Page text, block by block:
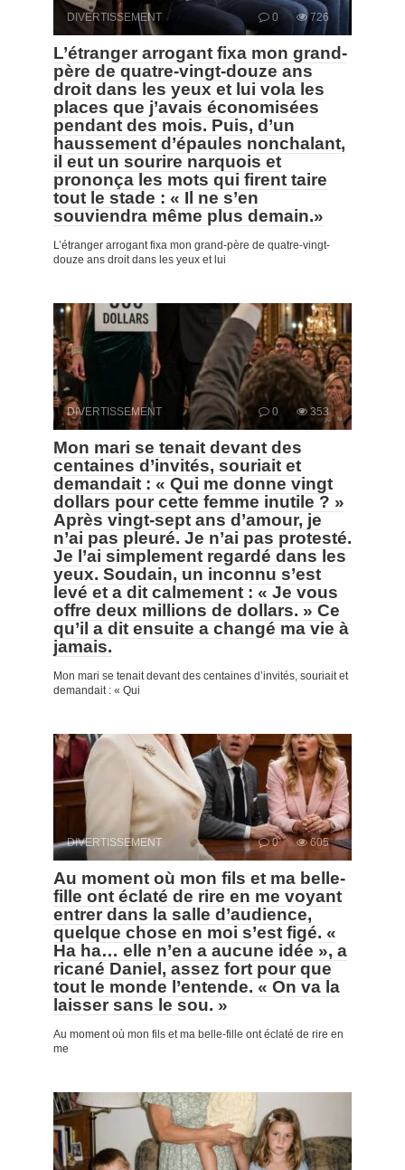
DIVERTISSEMENT 0 726
L’étranger arrogant fixa mon grand-
père de quatre-vingt-douze ans
droit dans les yeux et lui vola les
places que j’avais économisées
pendant des mois. Puis, d’un
haussement d’épaules nonchalant,
il eut un sourire narquois et
prononça les mots qui firent taire
tout le stade : « Il ne s’en
souviendra même plus demain.»
L’étranger arrogant fixa mon grand-père de quatre-vingt-
douze ans droit dans les yeux et lui
DIVERTISSEMENT 0 353
Mon mari se tenait devant des
centaines d’invités, souriait et
demandait : « Qui me donne vingt
dollars pour cette femme inutile ? »
Après vingt-sept ans d’amour, je
n’ai pas pleuré. Je n’ai pas protesté.
Je l’ai simplement regardé dans les
yeux. Soudain, un inconnu s’est
levé et a dit calmement : « Je vous
offre deux millions de dollars. » Ce
qu’il a dit ensuite a changé ma vie à
jamais.
Mon mari se tenait devant des centaines d’invités, souriait et
demandait : « Qui
DIVERTISSEMENT 0 605
Au moment où mon fils et ma belle-
fille ont éclaté de rire en me voyant
entrer dans la salle d’audience,
quelque chose en moi s’est figé. «
Ha ha… elle n’en a aucune idée », a
ricané Daniel, assez fort pour que
tout le monde l’entende. « On va la
laisser sans le sou. »
Au moment où mon fils et ma belle-fille ont éclaté de rire en
me